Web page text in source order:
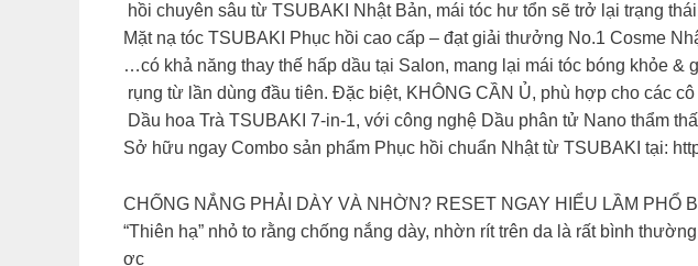
hồi chuyên sâu từ TSUBAKI Nhật Bản, mái tóc hư tổn sẽ trở lại trạng
Mặt nạ tóc TSUBAKI Phục hồi cao cấp – đạt giải thưởng No.1 Cosme
…có khả năng thay thế hấp dầu tại Salon, mang lại mái tóc bóng khỏe &
rụng từ lần dùng đầu tiên. Đặc biệt, KHÔNG CẦN Ủ, phù hợp cho các
Dầu hoa Trà TSUBAKI 7-in-1, với công nghệ Dầu phân tử Nano thẩm
Sở hữu ngay Combo sản phẩm Phục hồi chuẩn Nhật từ TSUBAKI tại:
CHỐNG NẮNG PHẢI DÀY VÀ NHỜN? RESET NGAY HIỂU LẦM PHỔ
“Thiên hạ” nhỏ to rằng chống nắng dày, nhờn rít trên da là rất bình
ợc